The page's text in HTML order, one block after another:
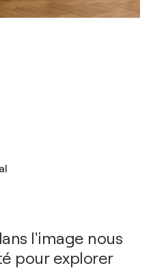
l'image nous
pour explorer